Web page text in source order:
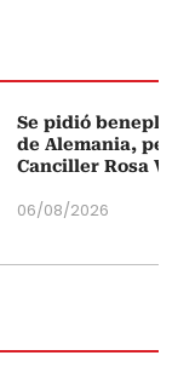
Se pidió
de Alemania,
Canciller Rosa
06/08/2026